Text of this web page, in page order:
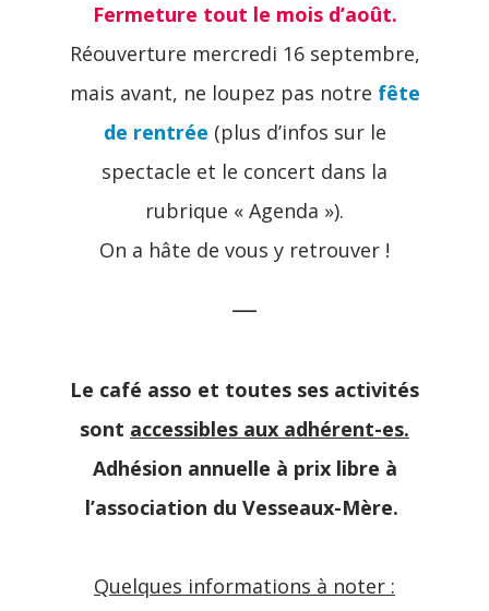
Fermeture tout le mois d’août.
Réouverture mercredi 16 septembre,
mais avant, ne loupez pas notre fête
de rentrée (plus d’infos sur le
spectacle et le concert dans la
rubrique « Agenda »).
On a hâte de vous y retrouver !
—
Le café asso et toutes ses activités
sont accessibles aux adhérent-es.
Adhésion annuelle à prix libre à
l’association du Vesseaux-Mère.
Quelques informations à noter :